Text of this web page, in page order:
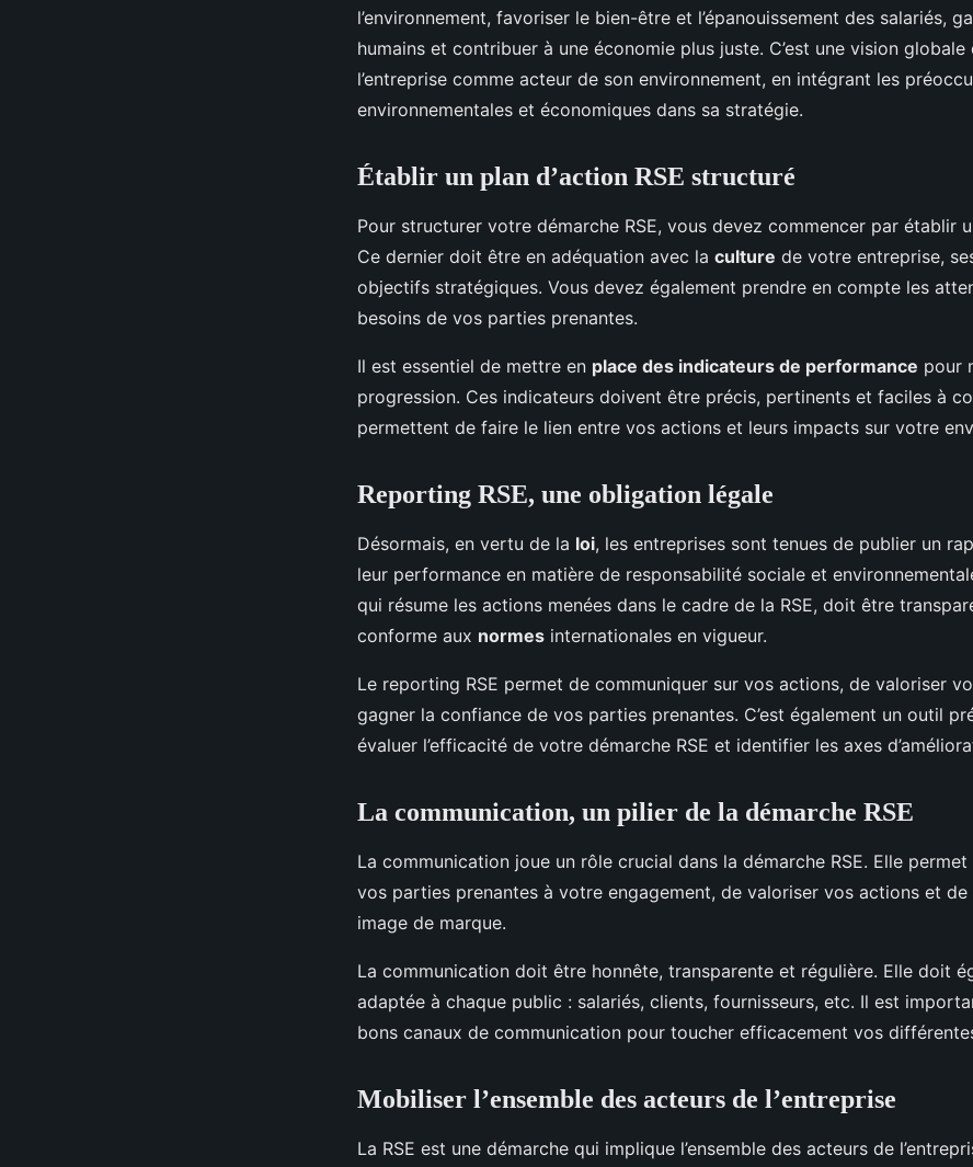
l’environnement, favoriser le bien-être et l’épanouissement des salariés,
humains et contribuer à une économie plus juste. C’est une vision globale
l’entreprise comme acteur de son environnement, en intégrant les
environnementales et économiques dans sa stratégie.
Établir un plan d’action RSE structuré
Pour structurer votre démarche RSE, vous devez commencer par établir
Ce dernier doit être en adéquation avec la culture de votre entreprise,
objectifs stratégiques. Vous devez également prendre en compte les
besoins de vos parties prenantes.
Il est essentiel de mettre en place des indicateurs de performance pour
progression. Ces indicateurs doivent être précis, pertinents et faciles à
permettent de faire le lien entre vos actions et leurs impacts sur votre
Reporting RSE, une obligation légale
Désormais, en vertu de la loi, les entreprises sont tenues de publier un
leur performance en matière de responsabilité sociale et
qui résume les actions menées dans le cadre de la RSE, doit être
conforme aux normes internationales en vigueur.
Le reporting RSE permet de communiquer sur vos actions, de valoriser
gagner la confiance de vos parties prenantes. C’est également un outil
évaluer l’efficacité de votre démarche RSE et identifier les axes
La communication, un pilier de la démarche RSE
La communication joue un rôle crucial dans la démarche RSE. Elle
vos parties prenantes à votre engagement, de valoriser vos actions et
image de marque.
La communication doit être honnête, transparente et régulière. Elle doit
adaptée à chaque public : salariés, clients, fournisseurs, etc. Il est
bons canaux de communication pour toucher efficacement vos
Mobiliser l’ensemble des acteurs de l’entreprise
La RSE est une démarche qui implique l’ensemble des acteurs de